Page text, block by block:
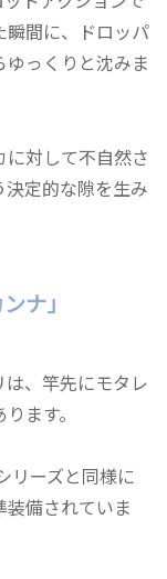
瞬間に、ドロッパ
っくりと沈みま
対して不自然さ
定的な隙を生み
ナ」
、竿先にモタレ
ます。
リーズと同様に
備されていま